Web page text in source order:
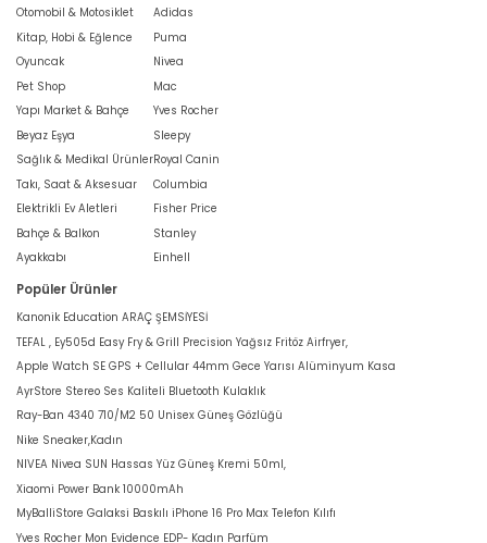
Otomobil & Motosiklet
Kitap, Hobi & Eğlence
Oyuncak
Pet Shop
Yapı Market & Bahçe
Beyaz Eşya
Sağlık & Medikal Ürünler
Takı, Saat & Aksesuar
Elektrikli Ev Aletleri
Bahçe & Balkon
Ayakkabı
Adidas
Puma
Nivea
Mac
Yves Rocher
Sleepy
Royal Canin
Columbia
Fisher Price
Stanley
Einhell
Popüler Ürünler
Kanonik Education ARAÇ ŞEMSİYESİ
TEFAL , Ey505d Easy Fry & Grill Precision Yağsız Fritöz Airfryer,
Apple Watch SE GPS + Cellular 44mm Gece Yarısı Alüminyum Kasa
AyrStore Stereo Ses Kaliteli Bluetooth Kulaklık
Ray-Ban 4340 710/M2 50 Unisex Güneş Gözlüğü
Nike Sneaker,Kadın
NIVEA Nivea SUN Hassas Yüz Güneş Kremi 50ml,
Xiaomi Power Bank 10000mAh
MyBalliStore Galaksi Baskılı iPhone 16 Pro Max Telefon Kılıfı
Yves Rocher Mon Evidence EDP- Kadın Parfüm